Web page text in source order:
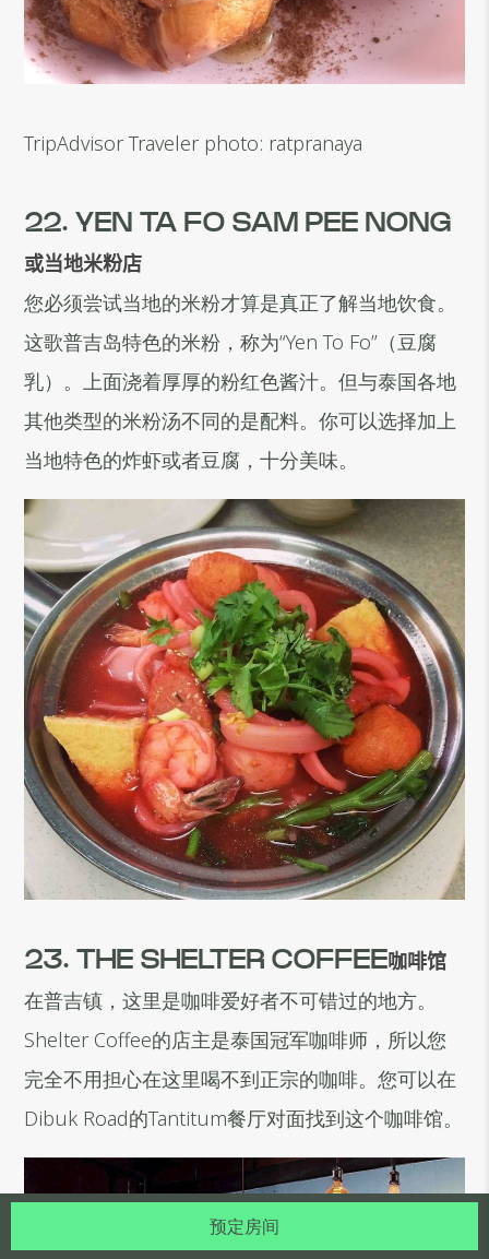
TripAdvisor Traveler photo: ratpranaya
22. YEN TA FO SAM PEE NONG
或当地米粉店
您必须尝试当地的米粉才算是真正了解当地饮食。
这歌普吉岛特色的米粉，称为“Yen To Fo”（豆腐
乳）。上面浇着厚厚的粉红色酱汁。但与泰国各地
其他类型的米粉汤不同的是配料。你可以选择加上
当地特色的炸虾或者豆腐，十分美味。
23. THE SHELTER COFFEE咖啡馆
在普吉镇，这里是咖啡爱好者不可错过的地方。
Shelter Coffee的店主是泰国冠军咖啡师，所以您
完全不用担心在这里喝不到正宗的咖啡。您可以在
Dibuk Road的Tantitum餐厅对面找到这个咖啡馆。
预定房间